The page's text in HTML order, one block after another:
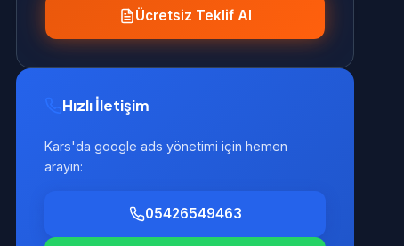
Ücretsiz Teklif Al
Hızlı İletişim
Kars'da google ads yönetimi için hemen
arayın:
05426549463